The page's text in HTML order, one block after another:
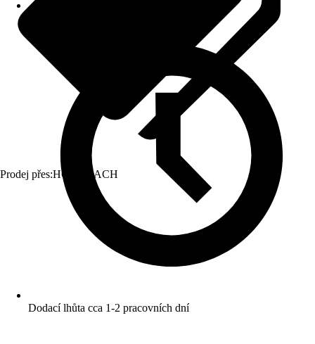
Prodej přes:HORNBACH
Dodací lhůta cca 1-2 pracovních dní